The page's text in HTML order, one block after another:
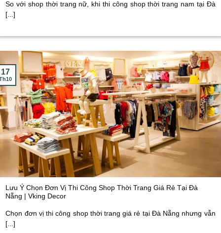
So với shop thời trang nữ, khi thi công shop thời trang nam tại Đà
[...]
Lưu Ý Chọn Đơn Vị Thi Công Shop Thời Trang Giá Rẻ Tại Đà
Nẵng | Vking Decor
Chọn đơn vị thi công shop thời trang giá rẻ tại Đà Nẵng nhưng vẫn
[...]
17